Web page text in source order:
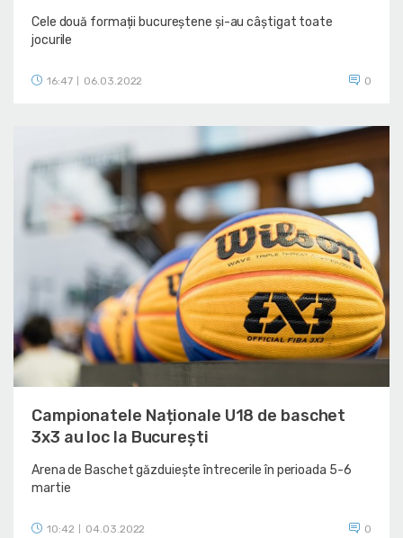
Cele două formații bucureștene și-au câștigat toate
jocurile
16:47 06.03.2022 0
Campionatele Naționale U18 de baschet
3x3 au loc la București
Arena de Baschet găzduiește întrecerile în perioada 5-6
martie
10:42 04.03.2022 0